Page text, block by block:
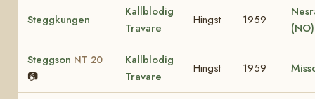
Steggkungen
Kallblodig
Travare
Hingst 1959
Steggson NT 20
📷
Kallblodig
Travare
Hingst 1959